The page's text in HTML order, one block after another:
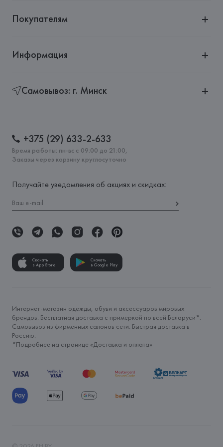
Покупателям
Информация
Самовывоз: г. Минск
+375 (29) 633-2-633
Время работы: пн-вс с 09:00 до 21:00,
Заказы через корзину круглосуточно
Получайте уведомления об акциях и скидках:
Скачать
в App Store
Скачать
в Google Play
Интернет-магазин одежды, обуви и аксессуаров мировых
брендов. Бесплатная доставка с примеркой по всей Беларуси*.
Самовывоз из фирменных салонов сети. Быстрая доставка в
Россию.
*Подробнее на странице «Доставка и оплата»